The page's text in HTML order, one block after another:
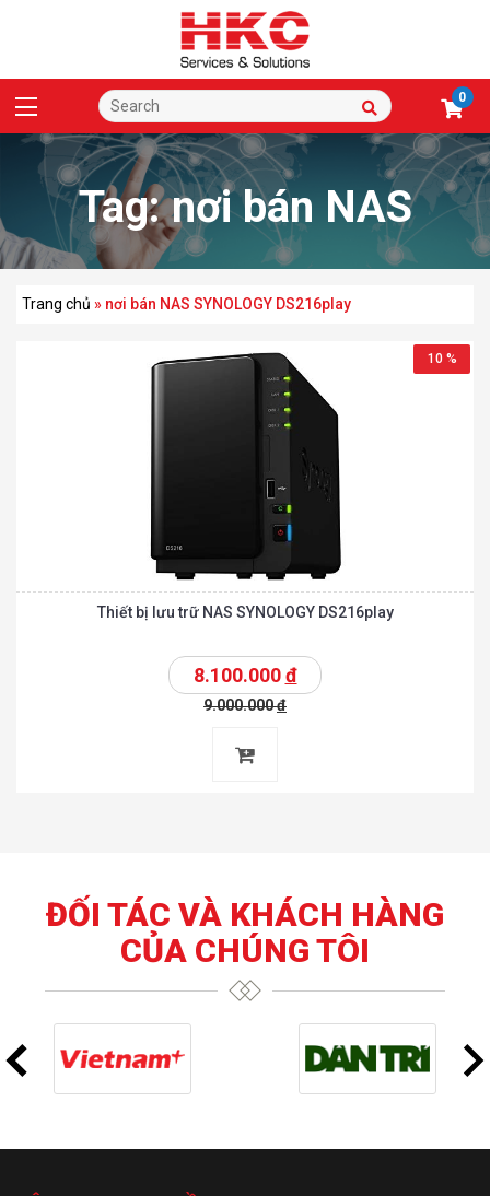
0
Tag:nơi bán NAS
SYNOLOGY DS216play
Trang chủ » nơi bán NAS SYNOLOGY DS216play
10 %
Thiết bị lưu trữ NAS SYNOLOGY DS216play
8.100.000đ
9.000.000đ
ĐỐI TÁC VÀ KHÁCH HÀNG
CỦA CHÚNG TÔI